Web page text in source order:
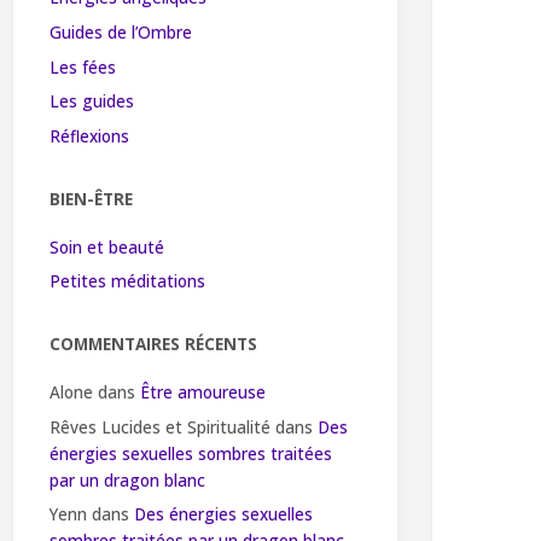
Guides de l’Ombre
Les fées
Les guides
Réflexions
BIEN-ÊTRE
Soin et beauté
Petites méditations
COMMENTAIRES RÉCENTS
Alone dans Être amoureuse
Rêves Lucides et Spiritualité dans Des
énergies sexuelles sombres traitées
par un dragon blanc
Yenn dans Des énergies sexuelles